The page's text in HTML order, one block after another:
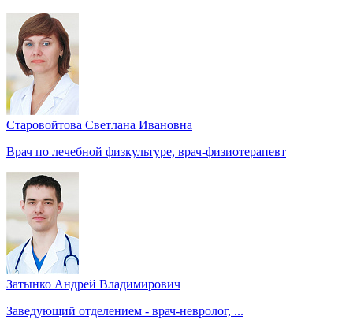
Старовойтова Светлана Ивановна
Врач по лечебной физкультуре, врач-физиотерапевт
Затынко Андрей Владимирович
Заведующий отделением - врач-невролог, ...